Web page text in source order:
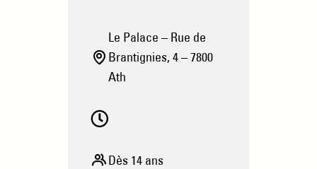
Le Palace – Rue de
Brantignies, 4 – 7800
Ath
Dès 14 ans